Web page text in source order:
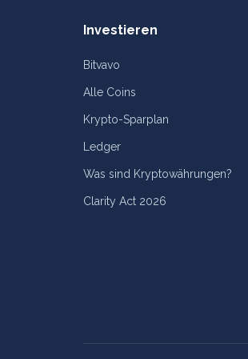
Investieren
Bitvavo
Alle Coins
Krypto-Sparplan
Ledger
Was sind Kryptowährungen?
Clarity Act 2026